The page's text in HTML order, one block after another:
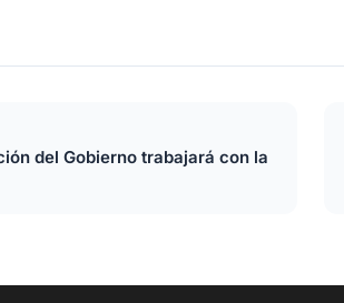
del Gobierno trabajará con la